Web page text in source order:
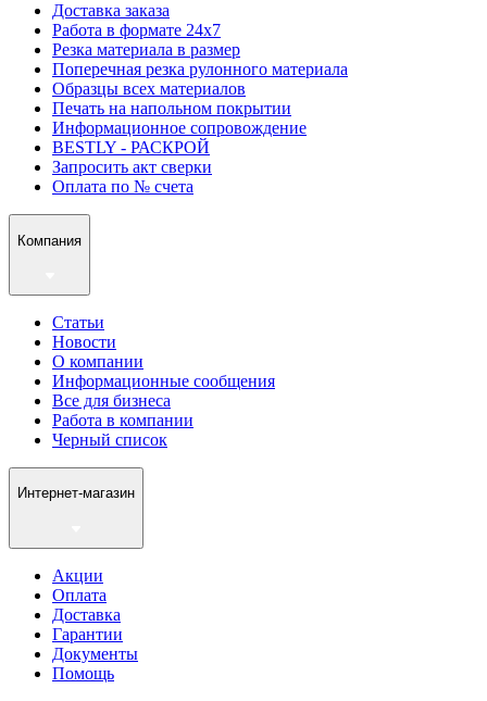
Доставка заказа
Работа в формате 24х7
Резка материала в размер
Поперечная резка рулонного материала
Образцы всех материалов
Печать на напольном покрытии
Информационное сопровождение
BESTLY - РАСКРОЙ
Запросить акт сверки
Оплата по № счета
Компания
Статьи
Новости
О компании
Информационные сообщения
Все для бизнеса
Работа в компании
Черный список
Интернет-магазин
Акции
Оплата
Доставка
Гарантии
Документы
Помощь